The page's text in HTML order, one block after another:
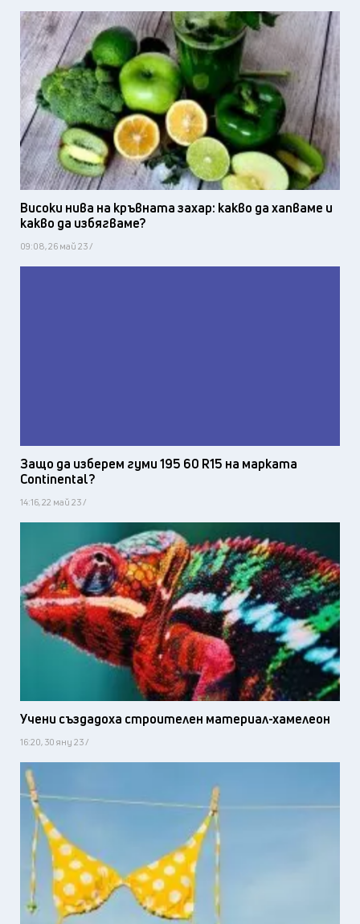
Високи нива на кръвната захар: какво да хапваме и
какво да избягваме?
09:08, 26 май 23 /
Защо да изберем гуми 195 60 R15 на марката
Continental?
14:16, 22 май 23 /
Учени създадоха строителен материал-хамелеон
16:20, 30 яну 23 /